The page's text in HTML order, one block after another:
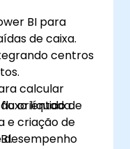
BI para
de caixa.
centros
calcular
líquido de
desempenho
orientada.
e criação de